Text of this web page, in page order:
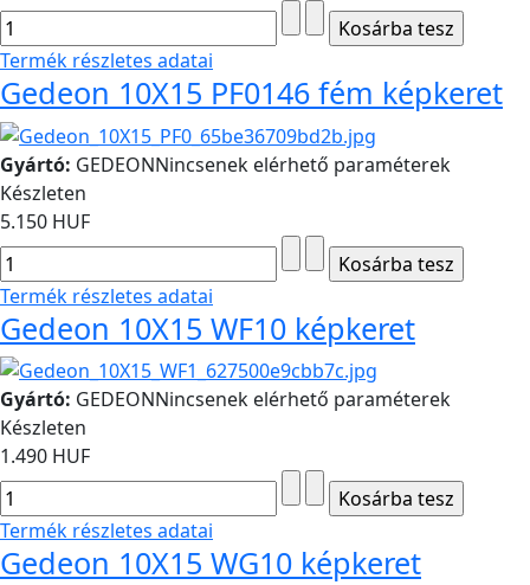
Termék részletes adatai
Gedeon 10X15 PF0146 fém képkeret
Gyártó: GEDEONNincsenek elérhető paraméterek
Készleten
5.150 HUF
Termék részletes adatai
Gedeon 10X15 WF10 képkeret
Gyártó: GEDEONNincsenek elérhető paraméterek
Készleten
1.490 HUF
Termék részletes adatai
Gedeon 10X15 WG10 képkeret